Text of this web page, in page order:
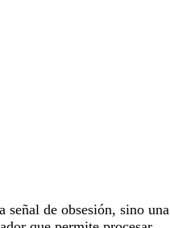
señal de obsesión, sino una